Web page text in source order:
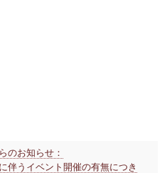
のお知らせ：
伴うイベント開催の有無につき